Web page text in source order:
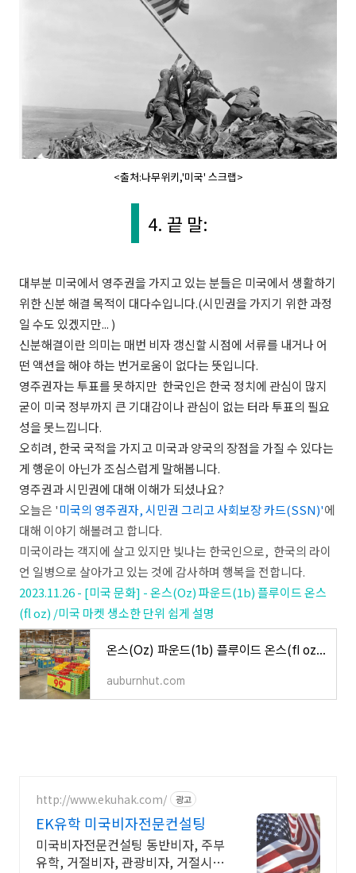
<출처:나무위키,'미국' 스크랩>
4. 끝 말:
대부분 미국에서 영주권을 가지고 있는 분들은 미국에서 생활하기
위한 신분 해결 목적이 대다수입니다.(시민권을 가지기 위한 과정
일 수도 있겠지만... )
신분해결이란 의미는 매번 비자 갱신할 시점에 서류를 내거나 어
떤 액션을 해야 하는 번거로움이 없다는 뜻입니다.
영주권자는 투표를 못하지만 한국인은 한국 정치에 관심이 많지
굳이 미국 정부까지 큰 기대감이나 관심이 없는 터라 투표의 필요
성을 못느낍니다.
오히려, 한국 국적을 가지고 미국과 양국의 장점을 가질 수 있다는
게 행운이 아닌가 조심스럽게 말해봅니다.
영주권과 시민권에 대해 이해가 되셨나요?
오늘은 '미국의 영주권자, 시민권 그리고 사회보장 카드(SSN)'에
대해 이야기 해볼려고 합니다.
미국이라는 객지에 살고 있지만 빛나는 한국인으로, 한국의 라이
언 일병으로 살아가고 있는 것에 감사하며 행복을 전합니다.
2023.11.26 - [미국 문화] - 온스(Oz) 파운드(1b) 플루이드 온스
(fl oz) /미국 마켓 생소한 단위 쉽게 설명
온스(Oz) 파운드(1b) 플루이드 온스(fl oz) /미국 마켓 생소한 단위 쉽게 설명
auburnhut.com
http://www.ekuhak.com/ 광고
EK유학 미국비자전문컨설팅
미국비자전문컨설팅 동반비자, 주부
유학, 거절비자, 관광비자, 거절시